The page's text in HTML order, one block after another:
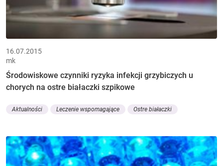
16.07.2015
mk
Środowiskowe czynniki ryzyka infekcji grzybiczych u
chorych na ostre białaczki szpikowe
Aktualności Leczenie wspomagające Ostre białaczki